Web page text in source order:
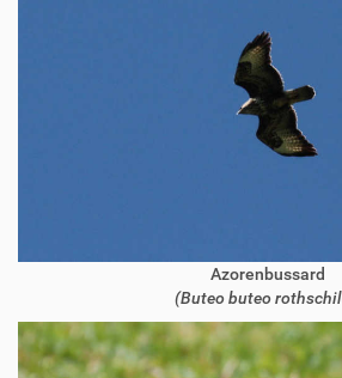
Azorenbussard
(Buteo buteo